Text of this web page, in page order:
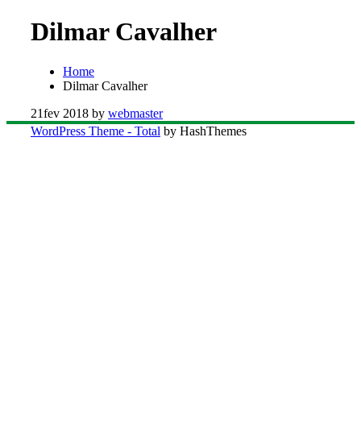
Dilmar Cavalher
Home
Dilmar Cavalher
21fev 2018 by webmaster
WordPress Theme - Total by HashThemes